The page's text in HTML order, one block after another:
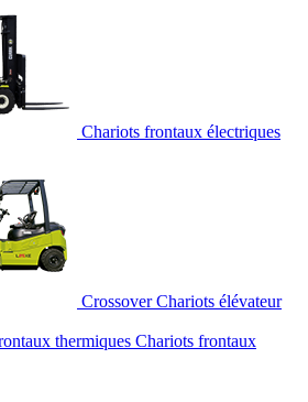
Chariots frontaux électriques
Crossover Chariots élévateur
Chariots frontaux